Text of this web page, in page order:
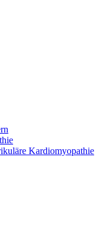
Kardiomyopathie